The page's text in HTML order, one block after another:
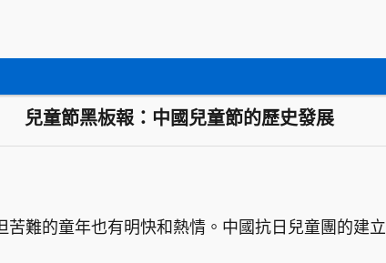
兒童節黑板報：中國兒童節的歷史發展
難的童年也有明快和熱情。中國抗日兒童團的建立